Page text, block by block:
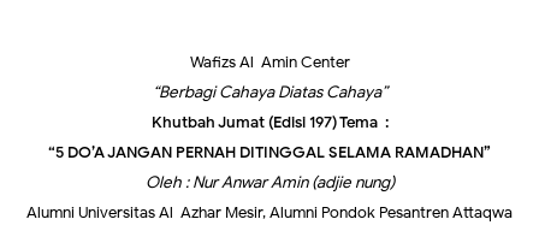
Wafizs Al-Amin Center
“Berbagi Cahaya Diatas Cahaya”
Khutbah Jumat (Edisi 197) Tema :
“5 DO’A JANGAN PERNAH DITINGGAL SELAMA RAMADHAN”
Oleh : Nur Anwar Amin (adjie nung)
Alumni Universitas Al-Azhar Mesir, Alumni Pondok Pesantren Attaqwa